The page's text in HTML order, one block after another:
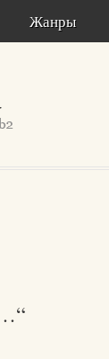
Жанры